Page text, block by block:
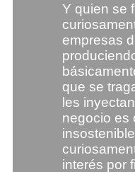
Y quien se
empresas
que se
les
negocio es
interés por